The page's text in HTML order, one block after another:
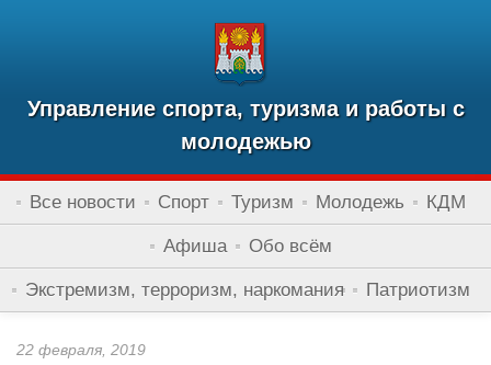
Управление спорта, туризма и работы с
молодежью
Все новости Спорт Туризм Молодежь КДМ
Афиша Обо всём
Экстремизм, терроризм, наркомания Патриотизм
22 февраля, 2019